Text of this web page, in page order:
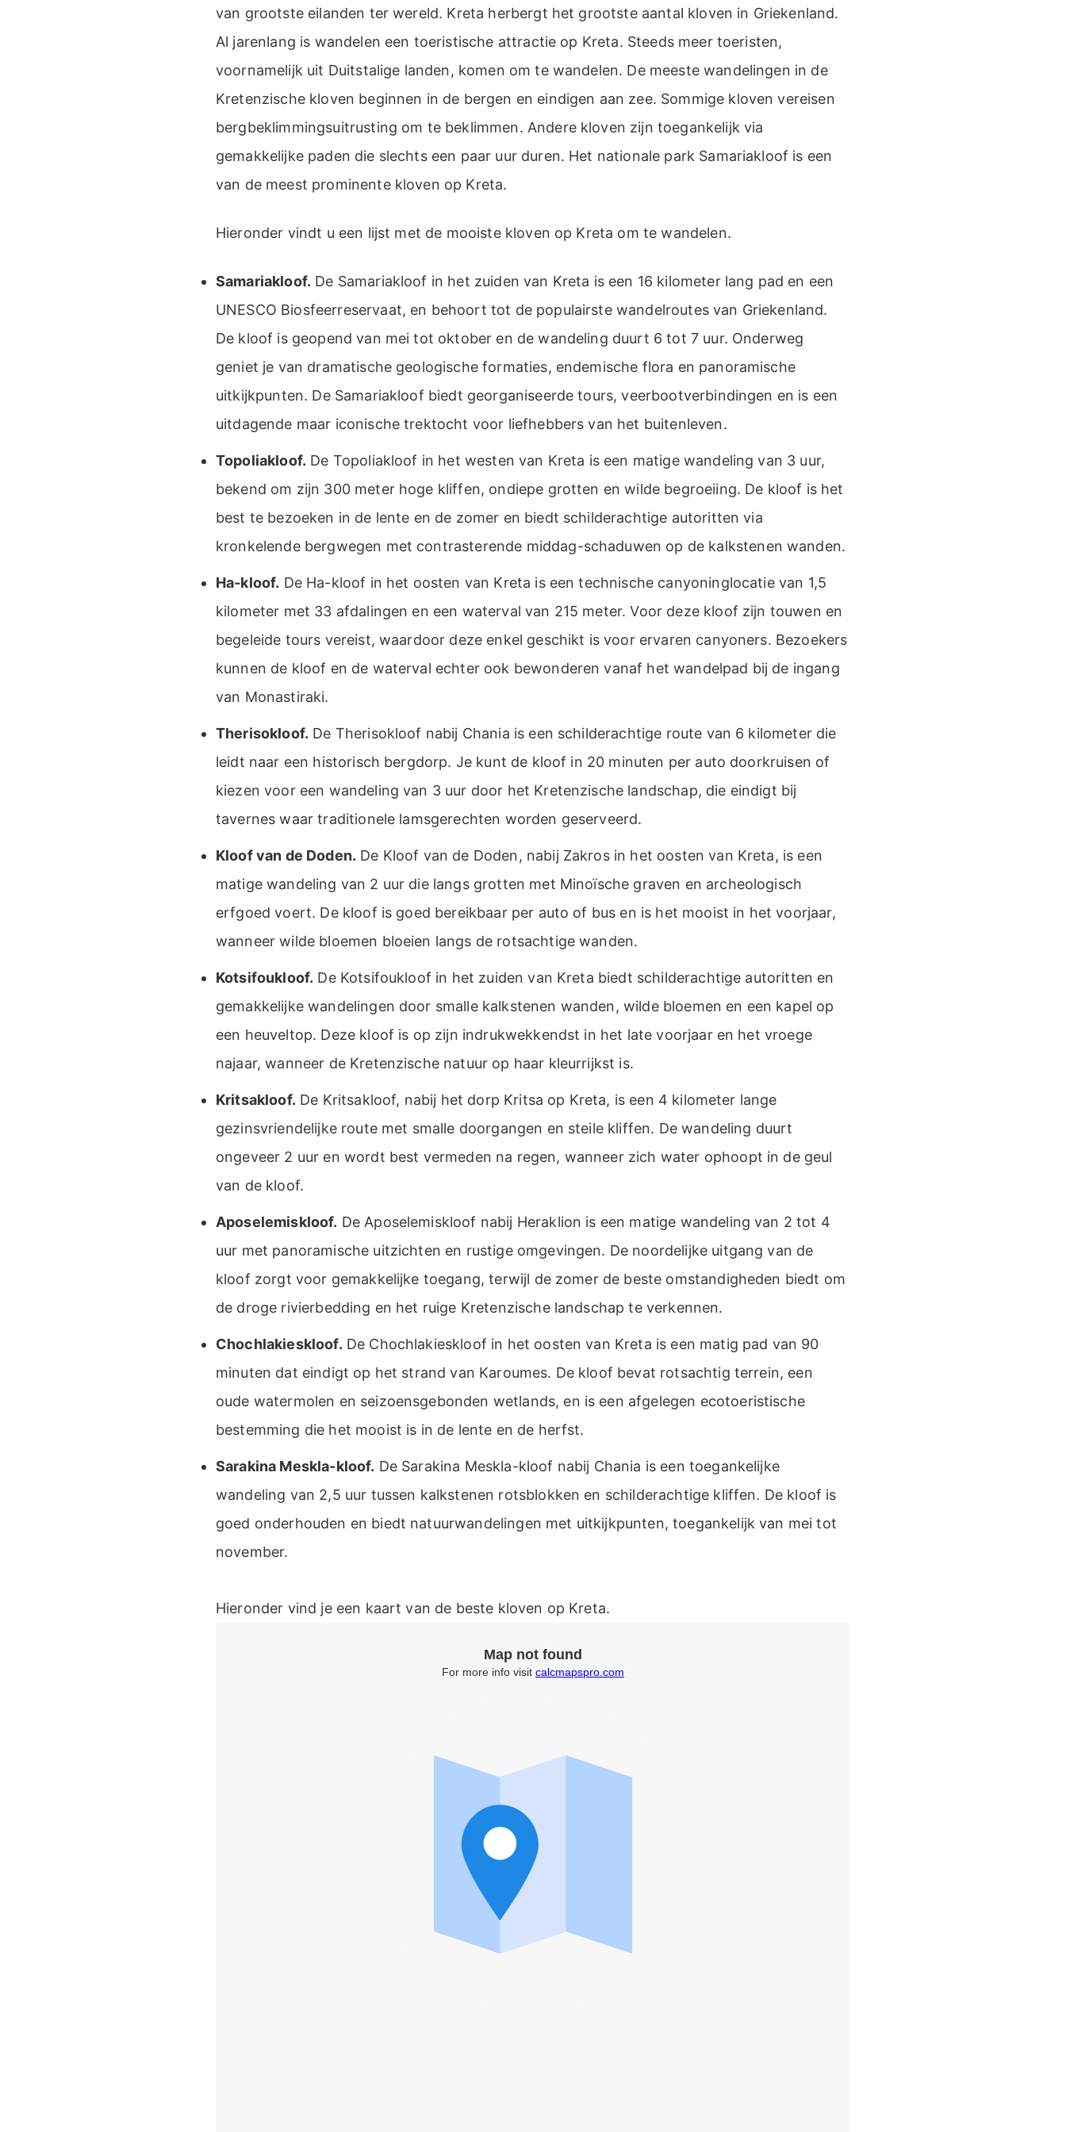
van grootste eilanden ter wereld. Kreta herbergt het grootste aantal kloven in Griekenland.
Al jarenlang is wandelen een toeristische attractie op Kreta. Steeds meer toeristen,
voornamelijk uit Duitstalige landen, komen om te wandelen. De meeste wandelingen in de
Kretenzische kloven beginnen in de bergen en eindigen aan zee. Sommige kloven vereisen
bergbeklimmingsuitrusting om te beklimmen. Andere kloven zijn toegankelijk via
gemakkelijke paden die slechts een paar uur duren. Het nationale park Samariakloof is een
van de meest prominente kloven op Kreta.
Hieronder vindt u een lijst met de mooiste kloven op Kreta om te wandelen.
Samariakloof. De Samariakloof in het zuiden van Kreta is een 16 kilometer lang pad en een
UNESCO Biosfeerreservaat, en behoort tot de populairste wandelroutes van Griekenland.
De kloof is geopend van mei tot oktober en de wandeling duurt 6 tot 7 uur. Onderweg
geniet je van dramatische geologische formaties, endemische flora en panoramische
uitkijkpunten. De Samariakloof biedt georganiseerde tours, veerbootverbindingen en is een
uitdagende maar iconische trektocht voor liefhebbers van het buitenleven.
Topoliakloof. De Topoliakloof in het westen van Kreta is een matige wandeling van 3 uur,
bekend om zijn 300 meter hoge kliffen, ondiepe grotten en wilde begroeiing. De kloof is het
best te bezoeken in de lente en de zomer en biedt schilderachtige autoritten via
kronkelende bergwegen met contrasterende middag-schaduwen op de kalkstenen wanden.
Ha-kloof. De Ha-kloof in het oosten van Kreta is een technische canyoninglocatie van 1,5
kilometer met 33 afdalingen en een waterval van 215 meter. Voor deze kloof zijn touwen en
begeleide tours vereist, waardoor deze enkel geschikt is voor ervaren canyoners. Bezoekers
kunnen de kloof en de waterval echter ook bewonderen vanaf het wandelpad bij de ingang
van Monastiraki.
Therisokloof. De Therisokloof nabij Chania is een schilderachtige route van 6 kilometer die
leidt naar een historisch bergdorp. Je kunt de kloof in 20 minuten per auto doorkruisen of
kiezen voor een wandeling van 3 uur door het Kretenzische landschap, die eindigt bij
tavernes waar traditionele lamsgerechten worden geserveerd.
Kloof van de Doden. De Kloof van de Doden, nabij Zakros in het oosten van Kreta, is een
matige wandeling van 2 uur die langs grotten met Minoïsche graven en archeologisch
erfgoed voert. De kloof is goed bereikbaar per auto of bus en is het mooist in het voorjaar,
wanneer wilde bloemen bloeien langs de rotsachtige wanden.
Kotsifoukloof. De Kotsifoukloof in het zuiden van Kreta biedt schilderachtige autoritten en
gemakkelijke wandelingen door smalle kalkstenen wanden, wilde bloemen en een kapel op
een heuveltop. Deze kloof is op zijn indrukwekkendst in het late voorjaar en het vroege
najaar, wanneer de Kretenzische natuur op haar kleurrijkst is.
Kritsakloof. De Kritsakloof, nabij het dorp Kritsa op Kreta, is een 4 kilometer lange
gezinsvriendelijke route met smalle doorgangen en steile kliffen. De wandeling duurt
ongeveer 2 uur en wordt best vermeden na regen, wanneer zich water ophoopt in de geul
van de kloof.
Aposelemiskloof. De Aposelemiskloof nabij Heraklion is een matige wandeling van 2 tot 4
uur met panoramische uitzichten en rustige omgevingen. De noordelijke uitgang van de
kloof zorgt voor gemakkelijke toegang, terwijl de zomer de beste omstandigheden biedt om
de droge rivierbedding en het ruige Kretenzische landschap te verkennen.
Chochlakieskloof. De Chochlakieskloof in het oosten van Kreta is een matig pad van 90
minuten dat eindigt op het strand van Karoumes. De kloof bevat rotsachtig terrein, een
oude watermolen en seizoensgebonden wetlands, en is een afgelegen ecotoeristische
bestemming die het mooist is in de lente en de herfst.
Sarakina Meskla-kloof. De Sarakina Meskla-kloof nabij Chania is een toegankelijke
wandeling van 2,5 uur tussen kalkstenen rotsblokken en schilderachtige kliffen. De kloof is
goed onderhouden en biedt natuurwandelingen met uitkijkpunten, toegankelijk van mei tot
november.
Hieronder vind je een kaart van de beste kloven op Kreta.